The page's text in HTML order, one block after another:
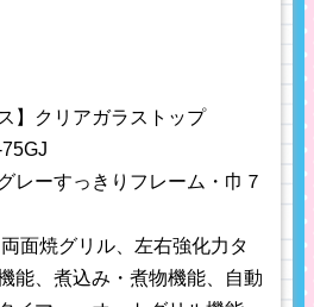
】クリアガラストップ
レーすっきりフレーム・巾７
面焼グリル、左右強化力タ
能、煮込み・煮物機能、自動